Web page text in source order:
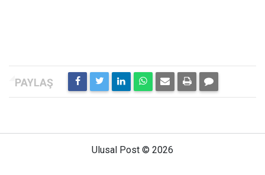
Ulusal Post © 2026